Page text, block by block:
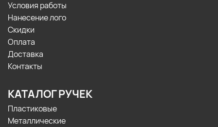
Условия работы
Нанесение лого
Скидки
Оплата
Доставка
Контакты
КАТАЛОГ РУЧЕК
Пластиковые
Металлические